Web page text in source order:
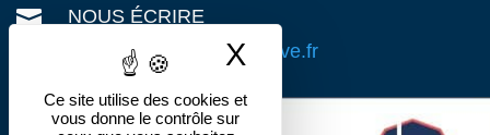
Ce site utilise des cookies et
vous donne le contrôle sur
X Masquer le

NOUS ÉCRIRE
contact@action-preventive.fr